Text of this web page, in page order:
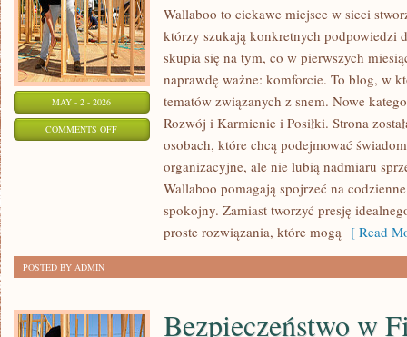
MAY - 2 - 2026
COMMENTS OFFON
Wallaboo to ciekawe miejsce w sieci
którzy szukają konkretnych podpowiedzi
skupia się na tym, co w pierwszych
naprawdę ważne: komforcie. To blog, w
tematów związanych z snem. Nowe
Rozwój i Karmienie i Posiłki. Strona
osobach, które chcą podejmować
organizacyjne, ale nie lubią nadmiaru
Wallaboo pomagają spojrzeć na
spokojny. Zamiast tworzyć presję
proste rozwiązania, które mogą [ Read
POSTED BY ADMIN
Bezpieczeństwo w